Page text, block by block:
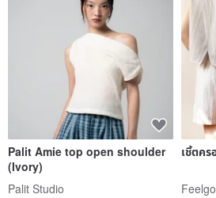
Palit Amie top open shoulder
(Ivory)
Palit Studio
เชิ้ตคร